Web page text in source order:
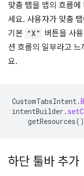
맞춤 탭을 앱의 흐름
세요. 사용자가 맞춤
기본 “X” 버튼을 사
션 흐름의 일부라고 느
요.
CustomTabsIntent.
intentBuilder .
getResources
하단 툴바 추가